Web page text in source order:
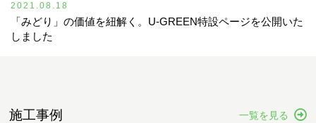
2021.08.18
「みどり」の価値を紐解く。U-GREEN特設ページを公開いた
しました
施工事例 一覧を見る